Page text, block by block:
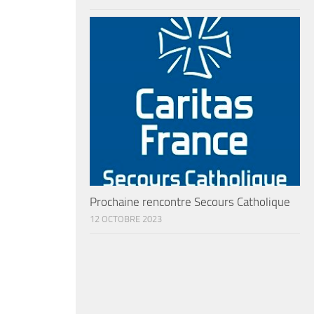
Prochaine rencontre Secours Catholique
12 OCTOBRE 2023